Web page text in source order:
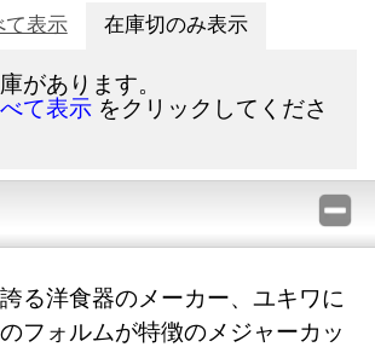
て表示 在庫切のみ表示
があります。
て表示 をクリックしてくださ
る洋食器のメーカー、ユキワに
フォルムが特徴のメジャーカッ